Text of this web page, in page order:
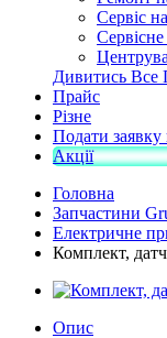
Сервіс
Дивитись Все
Прайс
Різне
Подати заявку
Акції
Головна
Запчастини
Електричне
Комплект,
Опис